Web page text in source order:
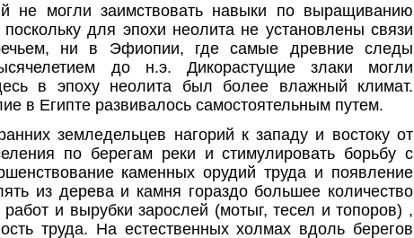
не могли заимствовать навыки по выращиванию
для эпохи неолита не установлены связи
ни в Эфиопии, где самые древние следы
до н.э. Дикорастущие злаки могли
в эпоху неолита был более влажный климат.
в Египте развивалось самостоятельным путем.
земледельцев нагорий к западу и востоку от
по берегам реки и стимулировать борьбу с
каменных орудий труда и появление
из дерева и камня гораздо большее количество
и вырубки зарослей (мотыг, тесел и топоров) ,
труда. На естественных холмах вдоль берегов